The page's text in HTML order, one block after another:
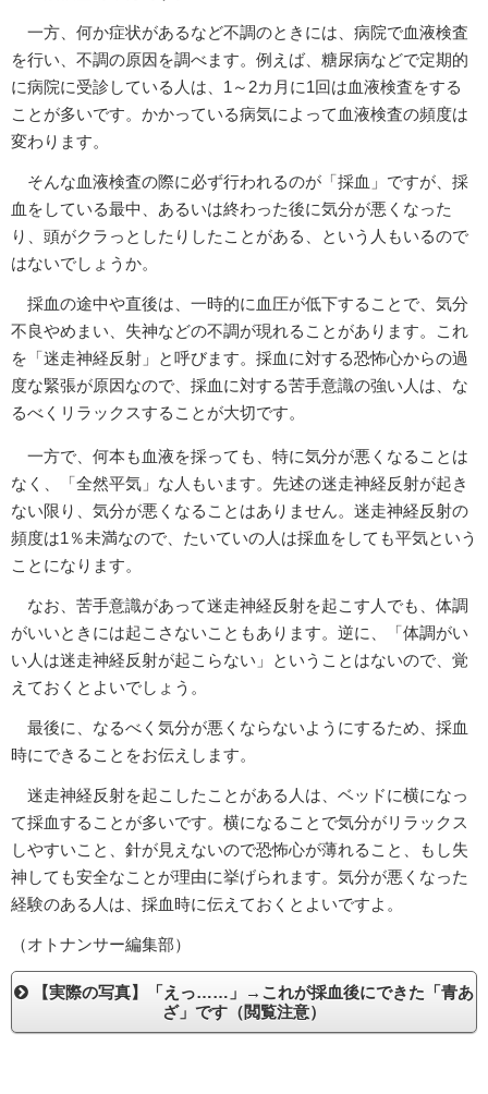
一方、何か症状があるなど不調のときには、病院で血液検査
を行い、不調の原因を調べます。例えば、糖尿病などで定期的
に病院に受診している人は、1～2カ月に1回は血液検査をする
ことが多いです。かかっている病気によって血液検査の頻度は
変わります。
そんな血液検査の際に必ず行われるのが「採血」ですが、採
血をしている最中、あるいは終わった後に気分が悪くなった
り、頭がクラっとしたりしたことがある、という人もいるので
はないでしょうか。
採血の途中や直後は、一時的に血圧が低下することで、気分
不良やめまい、失神などの不調が現れることがあります。これ
を「迷走神経反射」と呼びます。採血に対する恐怖心からの過
度な緊張が原因なので、採血に対する苦手意識の強い人は、な
るべくリラックスすることが大切です。
一方で、何本も血液を採っても、特に気分が悪くなることは
なく、「全然平気」な人もいます。先述の迷走神経反射が起き
ない限り、気分が悪くなることはありません。迷走神経反射の
頻度は1％未満なので、たいていの人は採血をしても平気という
ことになります。
なお、苦手意識があって迷走神経反射を起こす人でも、体調
がいいときには起こさないこともあります。逆に、「体調がい
い人は迷走神経反射が起こらない」ということはないので、覚
えておくとよいでしょう。
最後に、なるべく気分が悪くならないようにするため、採血
時にできることをお伝えします。
迷走神経反射を起こしたことがある人は、ベッドに横になっ
て採血することが多いです。横になることで気分がリラックス
しやすいこと、針が見えないので恐怖心が薄れること、もし失
神しても安全なことが理由に挙げられます。気分が悪くなった
経験のある人は、採血時に伝えておくとよいですよ。
（オトナンサー編集部）
【実際の写真】「えっ……」→これが採血後にできた「青あ
ざ」です（閲覧注意）